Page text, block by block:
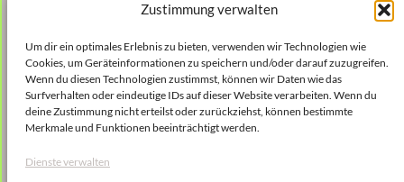
Zustimmung verwalten
Um dir ein optimales Erlebnis zu bieten, verwenden wir Technologien wie
Cookies, um Geräteinformationen zu speichern und/oder darauf zuzugreifen.
Wenn du diesen Technologien zustimmst, können wir Daten wie das
Surfverhalten oder eindeutige IDs auf dieser Website verarbeiten. Wenn du
deine Zustimmung nicht erteilst oder zurückziehst, können bestimmte
Merkmale und Funktionen beeinträchtigt werden.
Dienste verwalten